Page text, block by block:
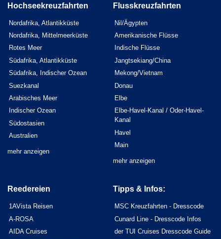
Hochseekreuzfahrten
Nordafrika, Atlantikküste
Nordafrika, Mittelmeerküste
Rotes Meer
Südafrika, Atlantikküste
Südafrika, Indischer Ozean
Suezkanal
Arabisches Meer
Indischer Ozean
Südostasien
Australien
mehr anzeigen
Flusskreuzfahrten
Nil/Ägypten
Amerikanische Flüsse
Indische Flüsse
Jangtsekiang/China
Mekong/Vietnam
Donau
Elbe
Elbe-Havel-Kanal / Oder-Havel-
Kanal
Havel
Main
mehr anzeigen
Reedereien
1AVista Reisen
A-ROSA
AIDA Cruises
Tipps & Infos:
MSC Kreuzfahrten - Dresscode
Cunard Line - Dresscode Infos
der TUI Cruises Dresscode Guide